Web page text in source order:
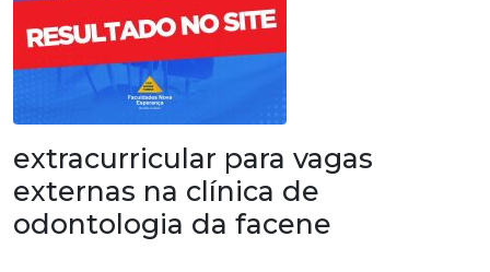
extracurricular para vagas
externas na clínica de
odontologia da facene